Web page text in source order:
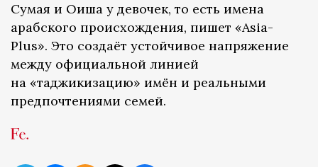
Сумая и Оиша у девочек, то есть имена
арабского происхождения, пишет «Asia-
Plus». Это создаёт устойчивое напряжение
между официальной линией
на «таджикизацию» имён и реальными
предпочтениями семей.